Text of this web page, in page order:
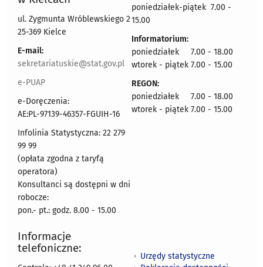
ul. Zygmunta Wróblewskiego 2
25-369 Kielce
E-mail:
sekretariatuskie@stat.gov.pl
e-PUAP
e-Doręczenia:
AE:PL-97139-46357-FGUIH-16
Infolinia Statystyczna: 22 279
99 99
(opłata zgodna z taryfą
operatora)
Konsultanci są dostępni w dni
robocze:
pon.- pt.: godz. 8.00 - 15.00
poniedziałek-piątek 7.00 -
15.00
Informatorium:
poniedziałek 7.00 - 18.00
wtorek - piątek 7.00 - 15.00
REGON:
poniedziałek 7.00 - 18.00
wtorek - piątek 7.00 - 15.00
Informacje
telefoniczne:
Urzędy statystyczne